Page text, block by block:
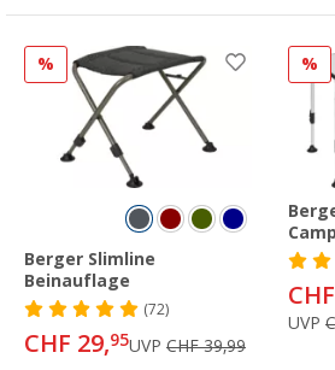
%
Berger Slimline
Beinauflage
(72)
CHF 29,95UVP CHF 39,99
%
UVP